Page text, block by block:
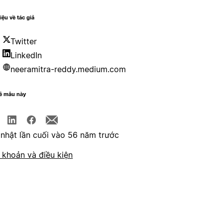
về tác giả
Twitter
LinkedIn
neeramitra-reddy.medium.com
mẫu này
lần cuối vào 56 năm trước
và điều kiện